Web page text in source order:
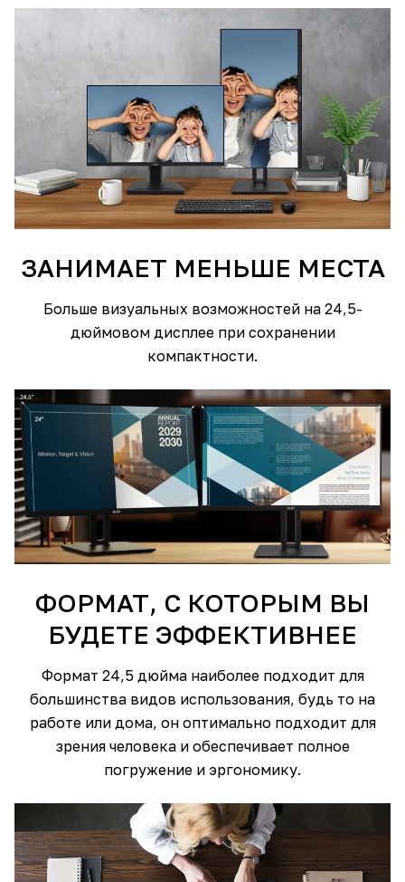
ЗАНИМАЕТ МЕНЬШЕ МЕСТА
Больше визуальных возможностей на 24,5-
дюймовом дисплее при сохранении
компактности.
ФОРМАТ, С КОТОРЫМ ВЫ
БУДЕТЕ ЭФФЕКТИВНЕЕ
Формат 24,5 дюйма наиболее подходит для
большинства видов использования, будь то на
работе или дома, он оптимально подходит для
зрения человека и обеспечивает полное
погружение и эргономику.